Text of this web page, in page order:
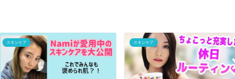
スキンケア スキンケア